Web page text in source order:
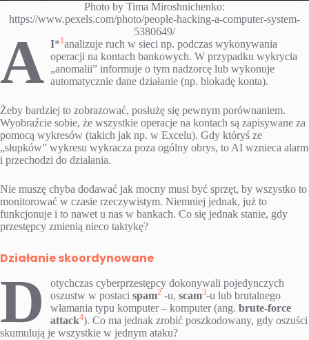
Photo by Tima Miroshnichenko:
https://www.pexels.com/photo/people-hacking-a-computer-system-
5380649/
A I*1analizuje ruch w sieci np. podczas wykonywania
operacji na kontach bankowych. W przypadku wykrycia
„anomalii” informuje o tym nadzorcę lub wykonuje
automatycznie dane działanie (np. blokadę konta).
Żeby bardziej to zobrazować, posłużę się pewnym porównaniem.
Wyobraźcie sobie, że wszystkie operacje na kontach są zapisywane za
pomocą wykresów (takich jak np. w Excelu). Gdy któryś ze
„słupków” wykresu wykracza poza ogólny obrys, to AI wznieca alarm
i przechodzi do działania.
Nie muszę chyba dodawać jak mocny musi być sprzęt, by wszystko to
monitorować w czasie rzeczywistym. Niemniej jednak, już to
funkcjonuje i to nawet u nas w bankach. Co się jednak stanie, gdy
przestępcy zmienią nieco taktykę?
Działanie skoordynowane
D
otychczas cyberprzestępcy dokonywali pojedynczych
oszustw w postaci spam2-u, scam3-u lub brutalnego
włamania typu komputer – komputer (ang. brute-force
attack4). Co ma jednak zrobić poszkodowany, gdy oszuści
skumulują je wszystkie w jednym ataku?